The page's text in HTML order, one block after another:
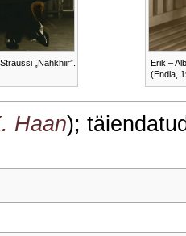
„Nahkhiir”.
Erik –
(Endla,
Haan);